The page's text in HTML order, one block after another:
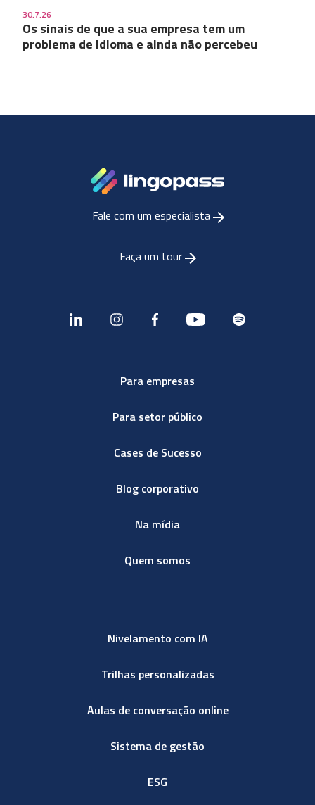
30.7.26
Os sinais de que a sua empresa tem um
problema de idioma e ainda não percebeu
Fale com um especialista
Faça um tour
Para empresas
Para setor público
Cases de Sucesso
Blog corporativo
Na mídia
Quem somos
Nivelamento com IA
Trilhas personalizadas
Aulas de conversação online
Sistema de gestão
ESG